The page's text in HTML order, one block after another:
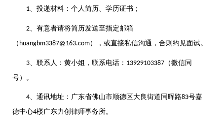
1、投递材料：个人简历、学历证书；
2、有意者请将简历发送至指定邮箱
（ huangbm3387@163.com），或直接私信沟通，合则约见面试。
3、联系人：黄小姐，联系电话： 13929103387 （微信同
号）。
4、通讯地址：广东省佛山市顺德区大良街道同晖路83号嘉
德中心4楼广东力创律师事务所。